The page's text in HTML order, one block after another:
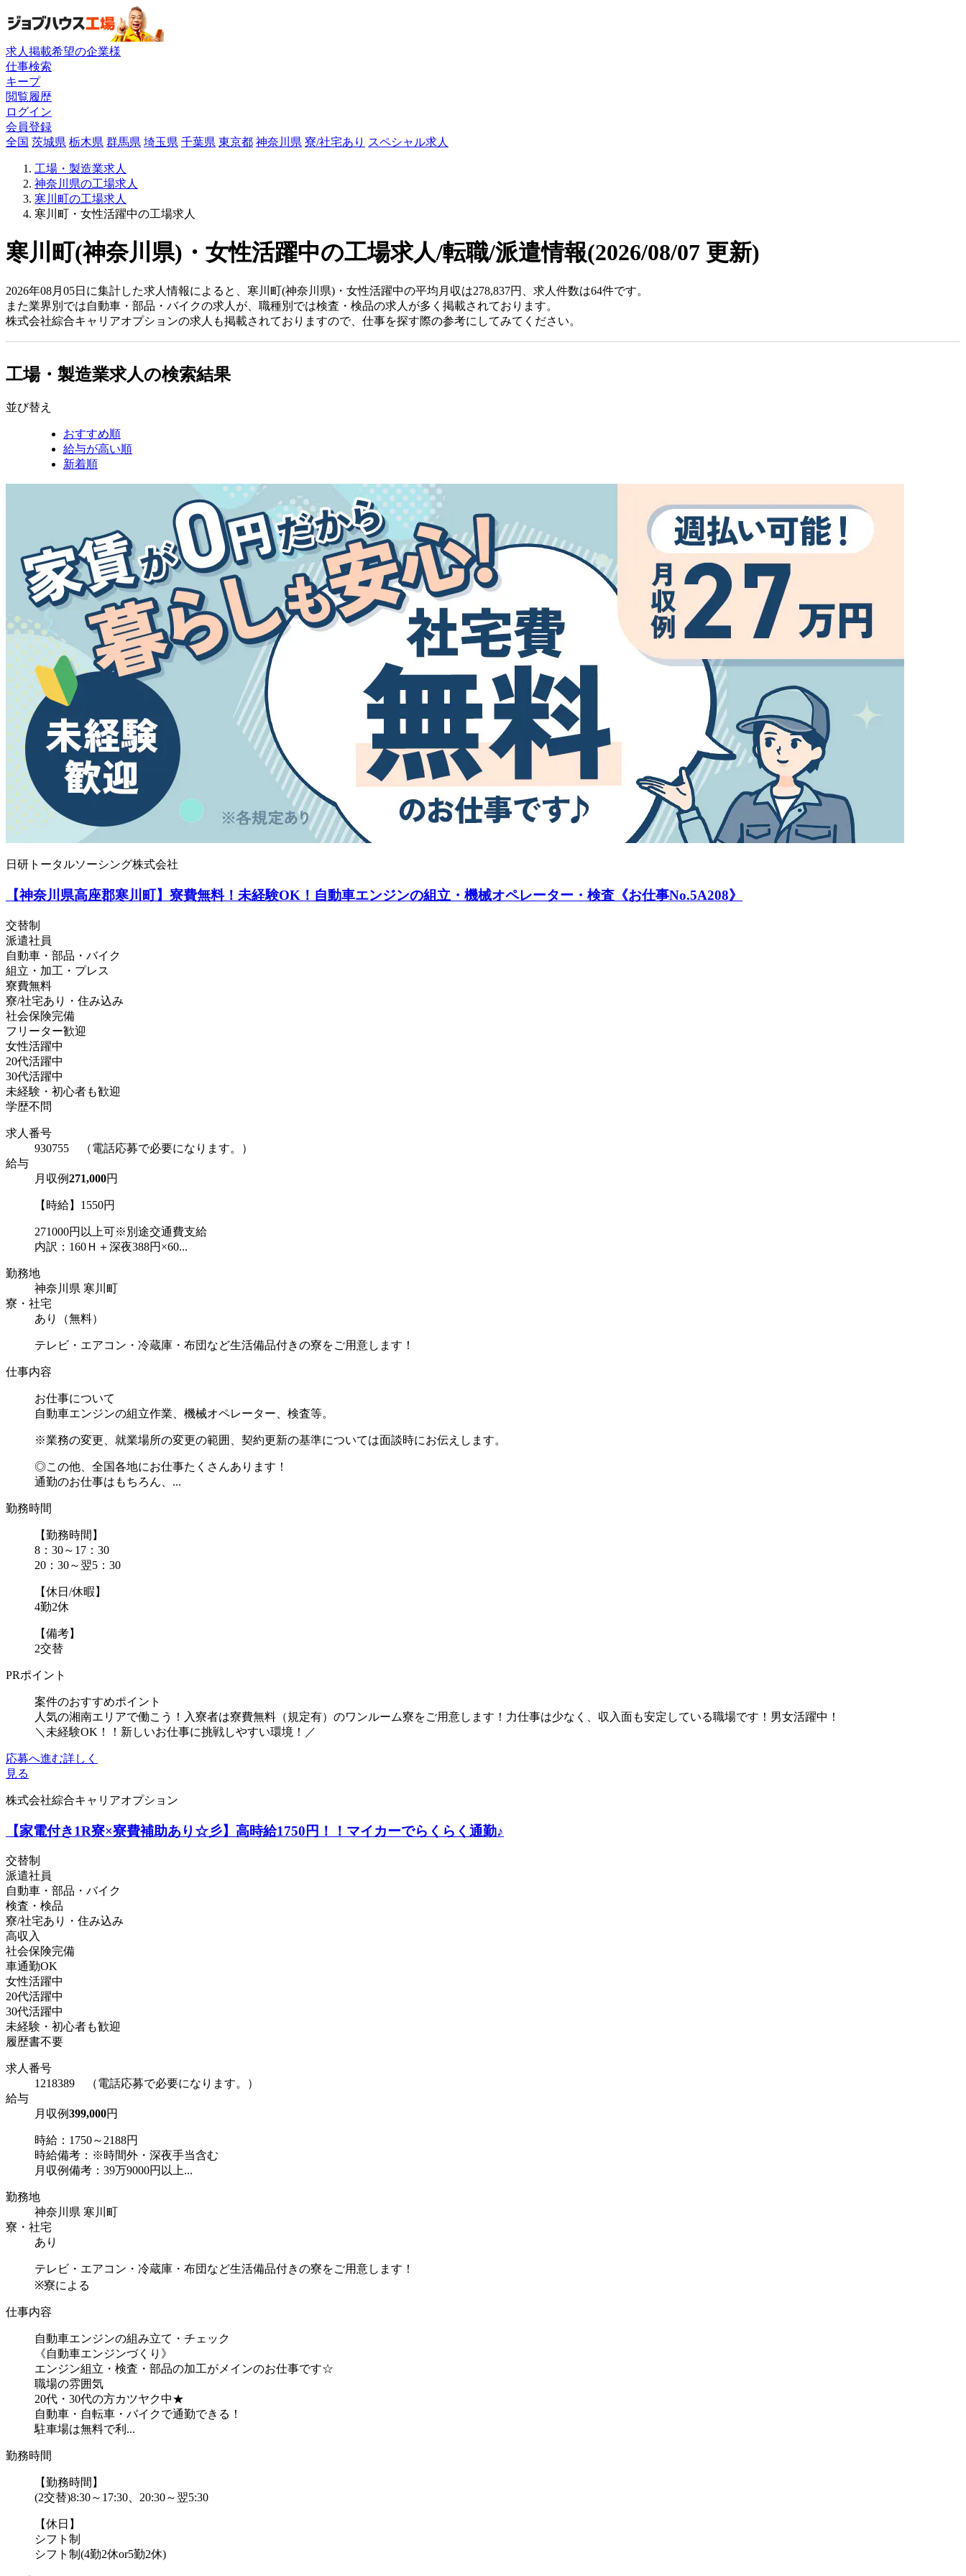
求人掲載希望の企業様
仕事検索
キープ
閲覧履歴
ログイン
会員登録
全国 茨城県 栃木県 群馬県 埼玉県 千葉県 東京都 神奈川県 寮/社宅あり スペシャル求人
工場・製造業求人
神奈川県の工場求人
寒川町の工場求人
寒川町・女性活躍中の工場求人
寒川町(神奈川県)・女性活躍中の工場求人/転職/派遣情報(2026/08/07 更新)
2026年08月05日に集計した求人情報によると、寒川町(神奈川県)・女性活躍中の平均月収は278,837円、求人件数は64件です。
また業界別では自動車・部品・バイクの求人が、職種別では検査・検品の求人が多く掲載されております。
株式会社綜合キャリアオプションの求人も掲載されておりますので、仕事を探す際の参考にしてみてください。
工場・製造業求人の検索結果
並び替え
おすすめ順
給与が高い順
新着順
日研トータルソーシング株式会社
【神奈川県高座郡寒川町】寮費無料！未経験OK！自動車エンジンの組立・機械オペレーター・検査《お仕事No.5A208》
交替制
派遣社員
自動車・部品・バイク
組立・加工・プレス
寮費無料
寮/社宅あり・住み込み
社会保険完備
フリーター歓迎
女性活躍中
20代活躍中
30代活躍中
未経験・初心者も歓迎
学歴不問
求人番号
930755 （電話応募で必要になります。）
給与
月収例271,000円
【時給】1550円
271000円以上可※別途交通費支給
内訳：160Ｈ＋深夜388円×60...
勤務地
神奈川県 寒川町
寮・社宅
あり（無料）
テレビ・エアコン・冷蔵庫・布団など生活備品付きの寮をご用意します！
仕事内容
お仕事について
自動車エンジンの組立作業、機械オペレーター、検査等。
※業務の変更、就業場所の変更の範囲、契約更新の基準については面談時にお伝えします。
◎この他、全国各地にお仕事たくさんあります！
通勤のお仕事はもちろん、...
勤務時間
【勤務時間】
8：30～17：30
20：30～翌5：30
【休日/休暇】
4勤2休
【備考】
2交替
PRポイント
案件のおすすめポイント
人気の湘南エリアで働こう！入寮者は寮費無料（規定有）のワンルーム寮をご用意します！力仕事は少なく、収入面も安定している職場です！男女活躍中！
＼未経験OK！！新しいお仕事に挑戦しやすい環境！／
応募へ進む詳しく
見る
株式会社綜合キャリアオプション
【家電付き1R寮×寮費補助あり☆彡】高時給1750円！！マイカーでらくらく通勤♪
交替制
派遣社員
自動車・部品・バイク
検査・検品
寮/社宅あり・住み込み
高収入
社会保険完備
車通勤OK
女性活躍中
20代活躍中
30代活躍中
未経験・初心者も歓迎
履歴書不要
求人番号
1218389 （電話応募で必要になります。）
給与
月収例399,000円
時給：1750～2188円
時給備考：※時間外・深夜手当含む
月収例備考：39万9000円以上...
勤務地
神奈川県 寒川町
寮・社宅
あり
テレビ・エアコン・冷蔵庫・布団など生活備品付きの寮をご用意します！
※寮による
仕事内容
自動車エンジンの組み立て・チェック
《自動車エンジンづくり》
エンジン組立・検査・部品の加工がメインのお仕事です☆
職場の雰囲気
20代・30代の方カツヤク中★
自動車・自転車・バイクで通勤できる！
駐車場は無料で利...
勤務時間
【勤務時間】
(2交替)8:30～17:30、20:30～翌5:30
【休日】
シフト制
シフト制(4勤2休or5勤2休)